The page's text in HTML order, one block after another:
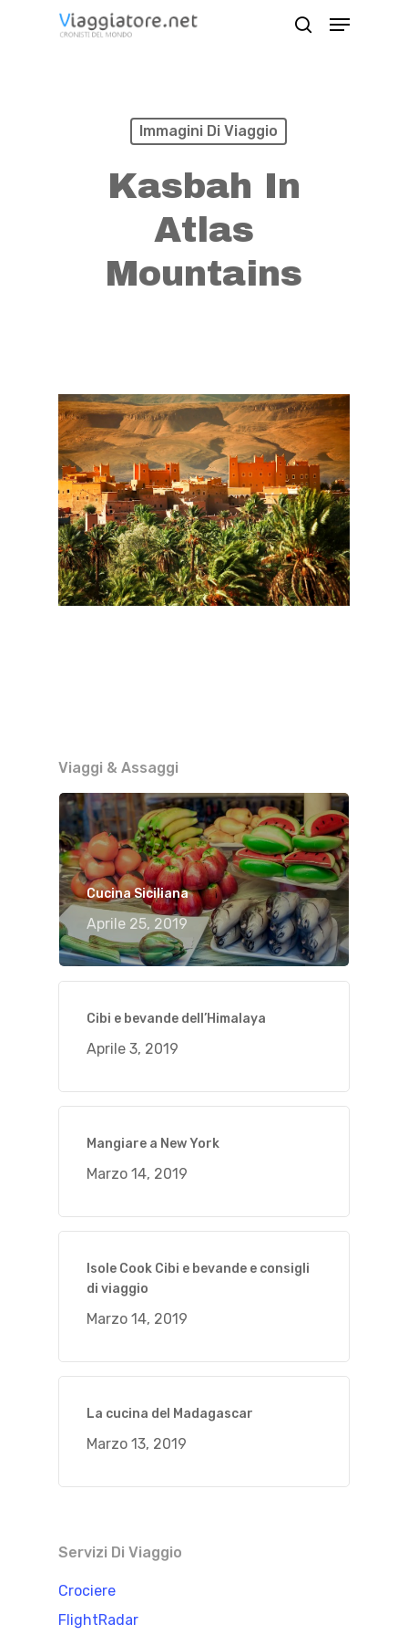
Menu
Immagini Di Viaggio
Kasbah In
Atlas
Mountains
Viaggi & Assaggi
Cucina Siciliana
Aprile 25, 2019
Cibi e bevande dell’Himalaya
Aprile 3, 2019
Mangiare a New York
Marzo 14, 2019
Isole Cook Cibi e bevande e consigli
di viaggio
Marzo 14, 2019
La cucina del Madagascar
Marzo 13, 2019
Servizi Di Viaggio
Crociere
FlightRadar